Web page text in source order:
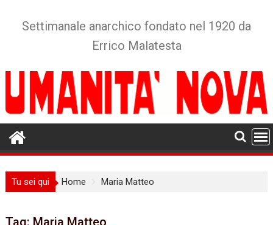
Settimanale anarchico fondato nel 1920 da
Errico Malatesta
Tu sei qui Home Maria Matteo
Tag: Maria Matteo